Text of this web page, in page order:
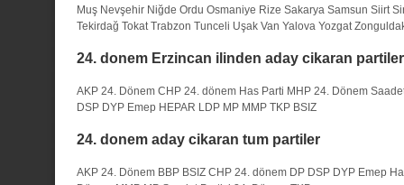
Muş Nevşehir Niğde Ordu Osmaniye Rize Sakarya Samsun Siirt
Tekirdağ Tokat Trabzon Tunceli Uşak Van Yalova Yozgat
24. donem Erzincan ilinden aday cikaran partiler
AKP 24. Dönem CHP 24. dönem Has Parti MHP 24. Dönem
DSP DYP Emep HEPAR LDP MP MMP TKP BSIZ
24. donem aday cikaran tum partiler
AKP 24. Dönem BBP BSIZ CHP 24. dönem DP DSP DYP Emep